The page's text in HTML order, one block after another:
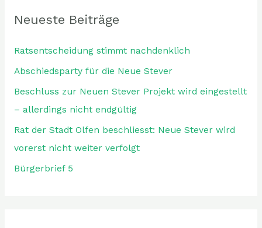
Neueste Beiträge
Ratsentscheidung stimmt nachdenklich
Abschiedsparty für die Neue Stever
Beschluss zur Neuen Stever Projekt wird eingestellt
– allerdings nicht endgültig
Rat der Stadt Olfen beschliesst: Neue Stever wird
vorerst nicht weiter verfolgt
Bürgerbrief 5